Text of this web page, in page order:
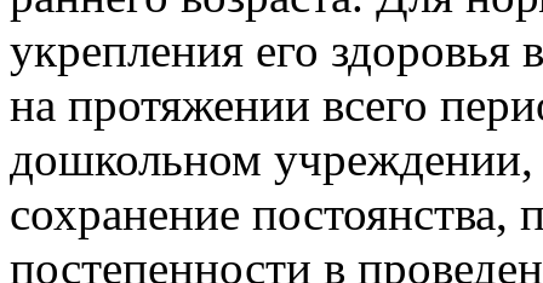
укрепления его
на протяжении всего
дошкольном учреждении,
сохранение постоянства,
постепенности в